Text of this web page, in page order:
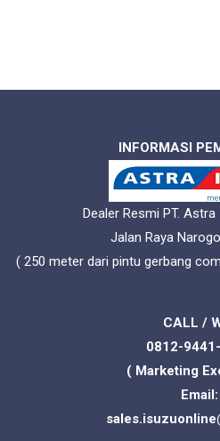
INFORMASI
Dealer Resmi PT.
Jalan Raya
( 250 meter dari pintu gerbang
CALL /
0812-
( Marketing
Email: